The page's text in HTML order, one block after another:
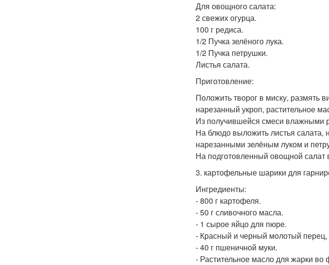
Для овощного салата:
2 свежих огурца.
100 г редиса.
1/2 Пучка зелёного лука.
1/2 Пучка петрушки.
Листья салата.
Приготовление:
Положить творог в миску, размять
нарезанный укроп, растительное
Из получившейся смеси влажными
На блюдо выложить листья салата,
нарезанными зелёным луком и
На подготовленный овощной
3. картофельные шарики для
Ингредиенты:
- 800 г картофеля.
- 50 г сливочного масла.
- 1 сырое яйцо для пюре.
- Красный и черный молотый перец,
- 40 г пшеничной муки.
- Растительное масло для жарки во